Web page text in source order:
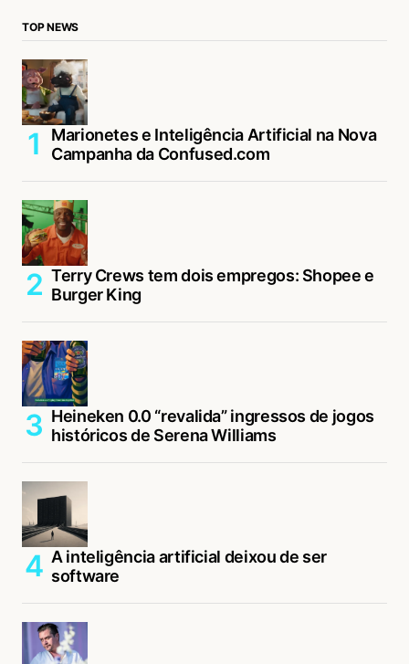
TOP NEWS
Marionetes e Inteligência Artificial na Nova
Campanha da Confused.com
Terry Crews tem dois empregos: Shopee e
Burger King
Heineken 0.0 “revalida” ingressos de jogos
históricos de Serena Williams
A inteligência artificial deixou de ser
software